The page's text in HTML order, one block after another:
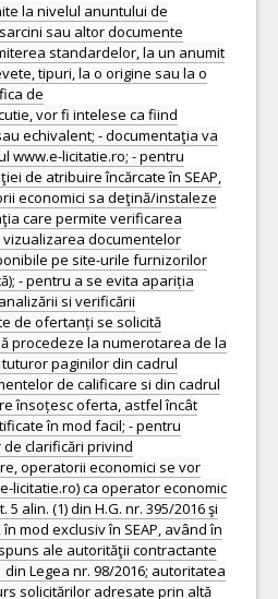
la nivelul anuntului de
sau altor documente
standardelor, la un anumit
tipuri, la o origine sau la o
de
vor fi intelese ca fiind
echivalent; - documentaţia va
www.e-licitatie.ro; - pentru
de atribuire încărcate în SEAP,
economici sa deţină/instaleze
care permite verificarea
documentelor
pe site-urile furnizorilor
- pentru a se evita apariția
si verificării
de ofertanți se solicită
procedeze la numerotarea de la
paginilor din cadrul
de calificare si din cadrul
însoțesc oferta, astfel încât
în mod facil; - pentru
clarificări privind
operatorii economici se vor
licitatie.ro) ca operator economic
alin. (1) din H.G. nr. 395/2016 şi
mod exclusiv în SEAP, având în
ale autorităţii contractante
Legea nr. 98/2016; autoritatea
solicitărilor adresate prin altă